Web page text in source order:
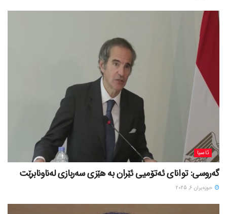
ئاسیا
گەروسی: توانای ئەتۆمیی ئێران بە هێزی سەربازی لەناونابرێت
حوزه‌یران 6, 2025